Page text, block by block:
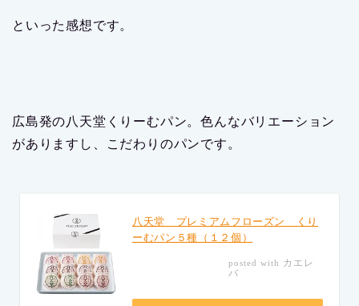
といった感想です。
広島発の八天堂くりーむパン。色んなバリエーション
がありますし、こだわりのパンです。
八天堂 プレミアムフローズン くり
ーむパン５種（１２個）
posted with カエレ
バ